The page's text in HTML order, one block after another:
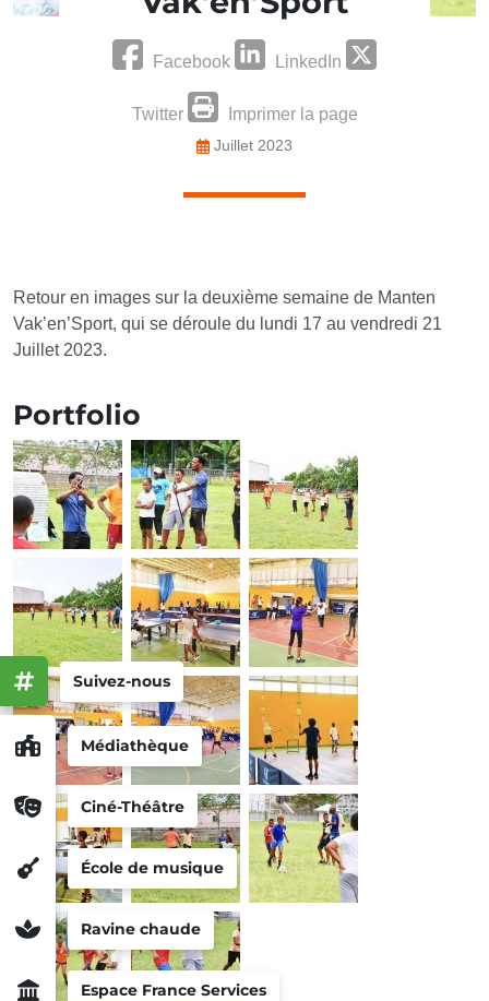
Médiathèque
Ciné-Théâtre
École de musique
Ravine chaude
Espace France Services
Suivez-nous
Facebook LinkedIn
Twitter Imprimer la page
Juillet 2023
Retour en images sur la deuxième semaine de Manten
Vak’en’Sport, qui se déroule du lundi 17 au vendredi 21
Juillet 2023.
Portfolio